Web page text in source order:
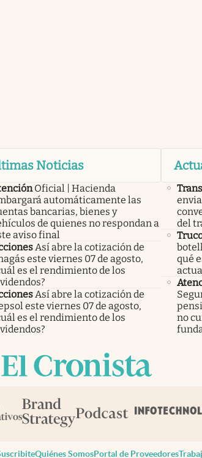
Noticias
Oficial | Hacienda
automáticamente las
bancarias, bienes y
de quienes no respondan a
aviso final
Así abre la cotización de
este viernes 07 de agosto,
es el rendimiento de los
Así abre la cotización de
este viernes 07 de agosto,
es el rendimiento de los
del
qué
no
Quiénes SomosPortal de Proveedores